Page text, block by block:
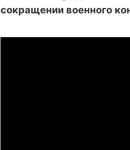
сокращении военного